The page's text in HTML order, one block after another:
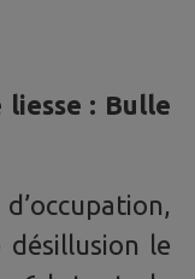
liesse : Bulle
désillusion le